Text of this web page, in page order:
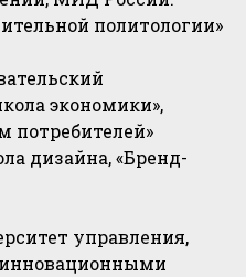
политологии»
экономики»,
потребителей»
дизайна, «Бренд-
управления,